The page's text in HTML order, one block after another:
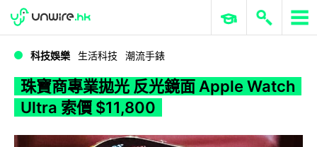
WWDC 2026 ERP 與商業 AI
科技娛樂 生活科技 潮流手錶
珠寶商專業拋光 反光鏡面 Apple Watch
Ultra 索價 $11,800